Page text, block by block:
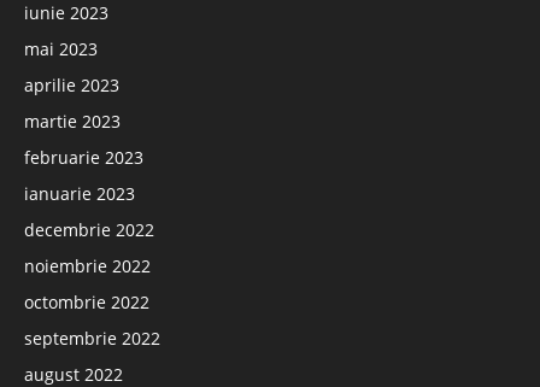
iunie 2023
mai 2023
aprilie 2023
martie 2023
februarie 2023
ianuarie 2023
decembrie 2022
noiembrie 2022
octombrie 2022
septembrie 2022
august 2022